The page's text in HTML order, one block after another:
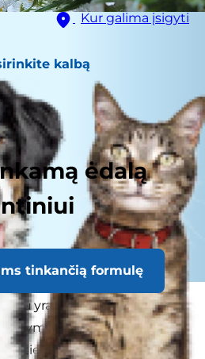
Kur galima įsigyti
kalbą
ėdalą
tinkančią formulę
yra labai populiarūs ir
valymo ir asmens higienai
tiek medicinos